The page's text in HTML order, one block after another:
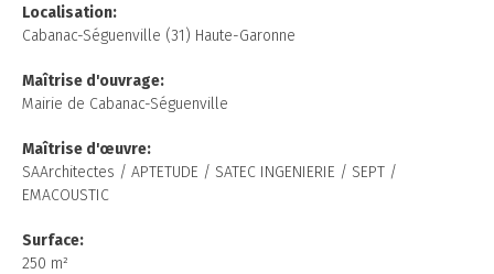
Localisation:
Cabanac-Séguenville (31) Haute-Garonne
Maîtrise d'ouvrage:
Mairie de Cabanac-Séguenville
Maîtrise d'œuvre:
SAArchitectes / APTETUDE / SATEC INGENIERIE / SEPT /
EMACOUSTIC
Surface:
250 m²